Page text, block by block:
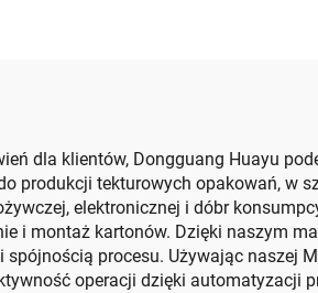
dla klientów, Dongguang Huayu
produkcji tekturowych opakowań, w
elektronicznej i dóbr
i montaż kartonów. Dzięki naszym
procesu. Używając naszej
operacji dzięki automatyzacji